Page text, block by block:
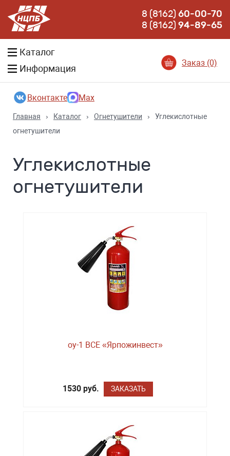
8 (8162)60-00-70
8 (8162)94-89-65
Каталог
Информация
Заказ (0)
Вконтакте Max
Главная › Каталог › Огнетушители ›
Углекислотные
огнетушители
Углекислотные
огнетушители
оу-1 BCE «Ярпожинвест»
1530 руб. ЗАКАЗАТЬ